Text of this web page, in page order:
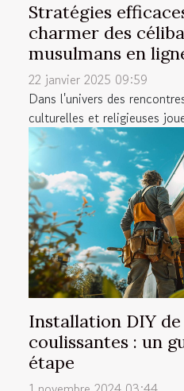
Stratégies
charmer des
musulmans en
22 janvier 2025 09:59
Dans l'univers des
culturelles et religieuses
Installation DIY
coulissantes : un
étape